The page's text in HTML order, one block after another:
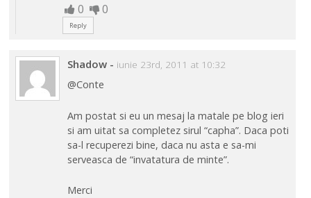
0 0
Reply
Shadow - iunie 23rd, 2011 at 10:32
@Conte
Am postat si eu un mesaj la matale pe blog ieri
si am uitat sa completez sirul “capha”. Daca poti
sa-l recuperezi bine, daca nu asta e sa-mi
serveasca de “invatatura de minte”.
Merci